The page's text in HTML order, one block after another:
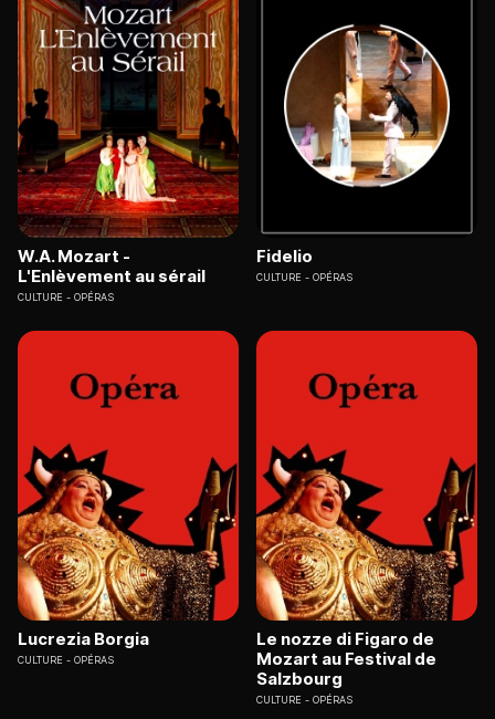
W.A. Mozart -
L'Enlèvement au sérail
CULTURE OPÉRAS
Fidelio
CULTURE OPÉRAS
Lucrezia Borgia
CULTURE OPÉRAS
Le nozze di Figaro de
Mozart au Festival de
Salzbourg
CULTURE OPÉRAS